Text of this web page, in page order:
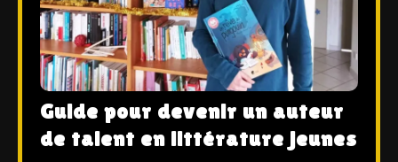
Guide pour devenir un auteur
de talent en littérature jeunes